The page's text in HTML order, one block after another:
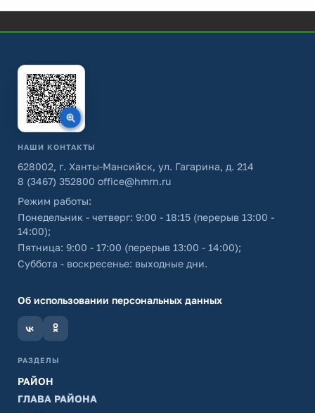
НАШИ КОНТАКТЫ
628002, г. Ханты-Мансийск, ул. Гагарина, д. 214
8 (3467) 352800 office@hmrn.ru
Режим работы:
Понедельник - четверг: 9:00 - 18:15 (перерыв 13:00 -
14:00);
Пятница: 9:00 - 17:00 (перерыв 13:00 - 14:00);
Суббота - воскресенье: выходные дни.
Об использовании персональных данных
РАЗДЕЛЫ
РАЙОН
ГЛАВА РАЙОНА